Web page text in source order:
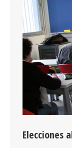
Elecciones